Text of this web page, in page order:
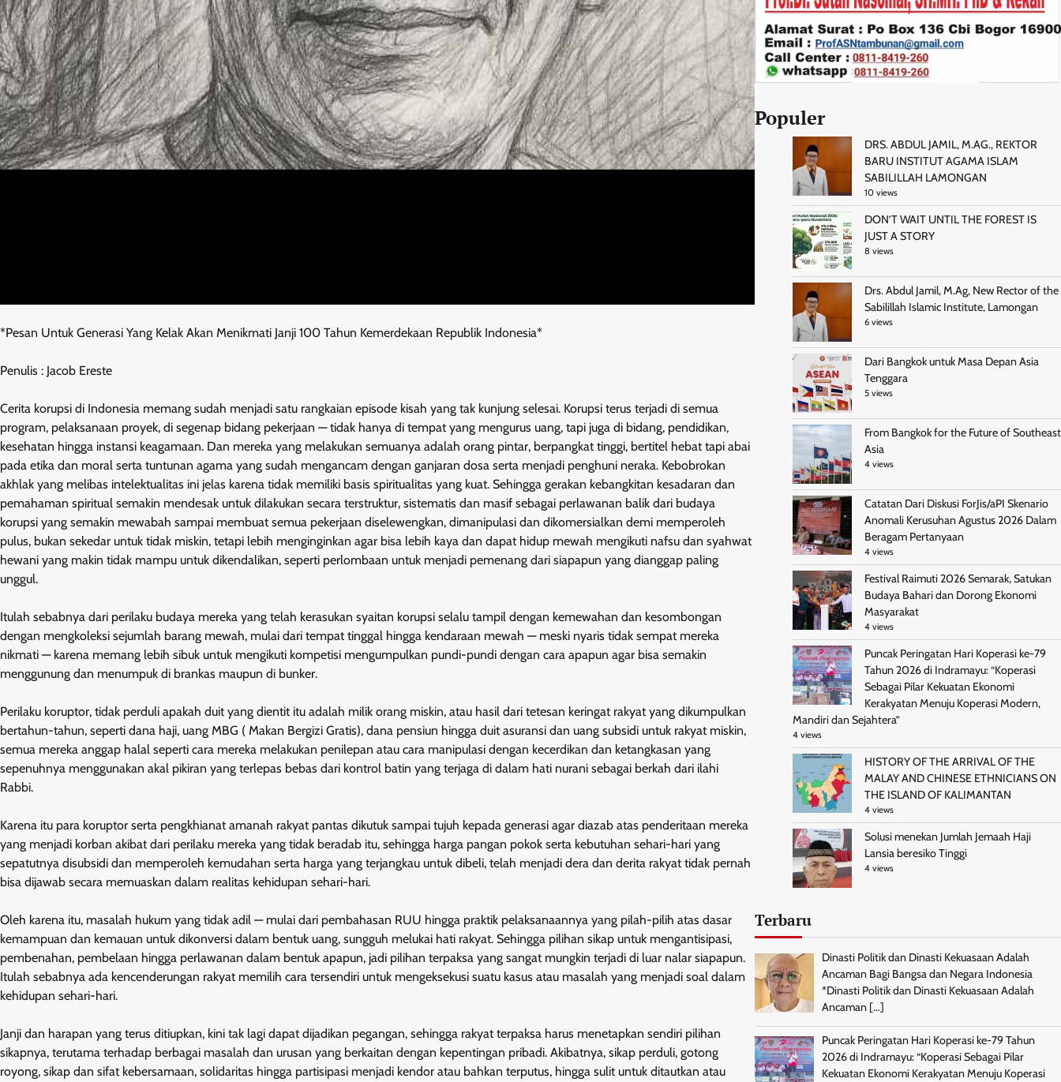
*Pesan Untuk Generasi Yang Kelak Akan Menikmati Janji 100 Tahun Kemerdekaan Republik Indonesia*
Penulis : Jacob Ereste
Cerita korupsi di Indonesia memang sudah menjadi satu rangkaian episode kisah yang tak kunjung selesai. Korupsi terus terjadi di semua
program, pelaksanaan proyek, di segenap bidang pekerjaan — tidak hanya di tempat yang mengurus uang, tapi juga di bidang, pendidikan,
kesehatan hingga instansi keagamaan. Dan mereka yang melakukan semuanya adalah orang pintar, berpangkat tinggi, bertitel hebat tapi abai
pada etika dan moral serta tuntunan agama yang sudah mengancam dengan ganjaran dosa serta menjadi penghuni neraka. Kebobrokan
akhlak yang melibas intelektualitas ini jelas karena tidak memiliki basis spiritualitas yang kuat. Sehingga gerakan kebangkitan kesadaran dan
pemahaman spiritual semakin mendesak untuk dilakukan secara terstruktur, sistematis dan masif sebagai perlawanan balik dari budaya
korupsi yang semakin mewabah sampai membuat semua pekerjaan diselewengkan, dimanipulasi dan dikomersialkan demi memperoleh
pulus, bukan sekedar untuk tidak miskin, tetapi lebih menginginkan agar bisa lebih kaya dan dapat hidup mewah mengikuti nafsu dan syahwat
hewani yang makin tidak mampu untuk dikendalikan, seperti perlombaan untuk menjadi pemenang dari siapapun yang dianggap paling
unggul.
Itulah sebabnya dari perilaku budaya mereka yang telah kerasukan syaitan korupsi selalu tampil dengan kemewahan dan kesombongan
dengan mengkoleksi sejumlah barang mewah, mulai dari tempat tinggal hingga kendaraan mewah — meski nyaris tidak sempat mereka
nikmati — karena memang lebih sibuk untuk mengikuti kompetisi mengumpulkan pundi-pundi dengan cara apapun agar bisa semakin
menggunung dan menumpuk di brankas maupun di bunker.
Perilaku koruptor, tidak perduli apakah duit yang dientit itu adalah milik orang miskin, atau hasil dari tetesan keringat rakyat yang dikumpulkan
bertahun-tahun, seperti dana haji, uang MBG ( Makan Bergizi Gratis), dana pensiun hingga duit asuransi dan uang subsidi untuk rakyat miskin,
semua mereka anggap halal seperti cara mereka melakukan penilepan atau cara manipulasi dengan kecerdikan dan ketangkasan yang
sepenuhnya menggunakan akal pikiran yang terlepas bebas dari kontrol batin yang terjaga di dalam hati nurani sebagai berkah dari ilahi
Rabbi.
Karena itu para koruptor serta pengkhianat amanah rakyat pantas dikutuk sampai tujuh kepada generasi agar diazab atas penderitaan mereka
yang menjadi korban akibat dari perilaku mereka yang tidak beradab itu, sehingga harga pangan pokok serta kebutuhan sehari-hari yang
sepatutnya disubsidi dan memperoleh kemudahan serta harga yang terjangkau untuk dibeli, telah menjadi dera dan derita rakyat tidak pernah
bisa dijawab secara memuaskan dalam realitas kehidupan sehari-hari.
Oleh karena itu, masalah hukum yang tidak adil — mulai dari pembahasan RUU hingga praktik pelaksanaannya yang pilah-pilih atas dasar
kemampuan dan kemauan untuk dikonversi dalam bentuk uang, sungguh melukai hati rakyat. Sehingga pilihan sikap untuk mengantisipasi,
pembenahan, pembelaan hingga perlawanan dalam bentuk apapun, jadi pilihan terpaksa yang sangat mungkin terjadi di luar nalar siapapun.
Itulah sebabnya ada kencenderungan rakyat memilih cara tersendiri untuk mengeksekusi suatu kasus atau masalah yang menjadi soal dalam
kehidupan sehari-hari.
Janji dan harapan yang terus ditiupkan, kini tak lagi dapat dijadikan pegangan, sehingga rakyat terpaksa harus menetapkan sendiri pilihan
sikapnya, terutama terhadap berbagai masalah dan urusan yang berkaitan dengan kepentingan pribadi. Akibatnya, sikap perduli, gotong
royong, sikap dan sifat kebersamaan, solidaritas hingga partisipasi menjadi kendor atau bahkan terputus, hingga sulit untuk ditautkan atau
Populer
DRS. ABDUL JAMIL, M.AG., REKTOR
BARU INSTITUT AGAMA ISLAM
SABILILLAH LAMONGAN
10 views
DON’T WAIT UNTIL THE FOREST IS
JUST A STORY
8 views
Drs. Abdul Jamil, M.Ag, New Rector of the
Sabilillah Islamic Institute, Lamongan
6 views
Dari Bangkok untuk Masa Depan Asia
Tenggara
5 views
From Bangkok for the Future of Southeast
Asia
4 views
Catatan Dari Diskusi ForJis/aPI Skenario
Anomali Kerusuhan Agustus 2026 Dalam
Beragam Pertanyaan
4 views
Festival Raimuti 2026 Semarak, Satukan
Budaya Bahari dan Dorong Ekonomi
Masyarakat
4 views
Puncak Peringatan Hari Koperasi ke-79
Tahun 2026 di Indramayu: “Koperasi
Sebagai Pilar Kekuatan Ekonomi
Kerakyatan Menuju Koperasi Modern,
Mandiri dan Sejahtera”
4 views
HISTORY OF THE ARRIVAL OF THE
MALAY AND CHINESE ETHNICIANS ON
THE ISLAND OF KALIMANTAN
4 views
Solusi menekan Jumlah Jemaah Haji
Lansia beresiko Tinggi
4 views
Terbaru
Dinasti Politik dan Dinasti Kekuasaan Adalah
Ancaman Bagi Bangsa dan Negara Indonesia
*Dinasti Politik dan Dinasti Kekuasaan Adalah
Ancaman […]
Puncak Peringatan Hari Koperasi ke-79 Tahun
2026 di Indramayu: “Koperasi Sebagai Pilar
Kekuatan Ekonomi Kerakyatan Menuju Koperasi